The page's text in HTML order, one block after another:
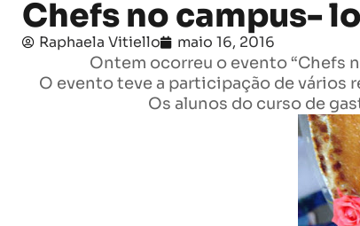
Chefs no campus-
Raphaela Vitiello maio 16, 2016
Ontem ocorreu o evento “Chefs
O evento teve a participação de vários
Os alunos do curso de